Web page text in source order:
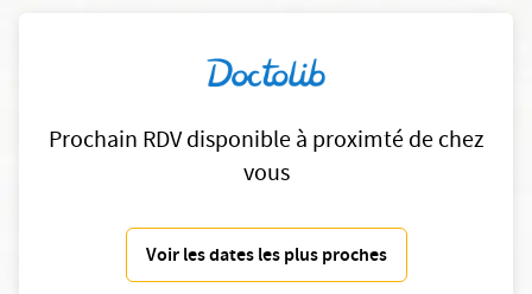
Prochain RDV disponible à proximté de chez
vous
Voir les dates les plus proches